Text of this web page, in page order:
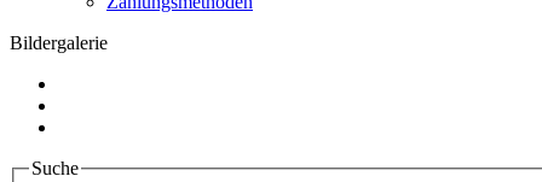
Bildergalerie
Suche